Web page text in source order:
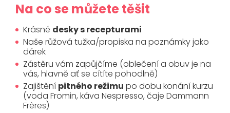
Na co se můžete těšit
Krásné desky s recepturami
Naše růžová tužka/propiska na poznámky jako
dárek
Zástěru vám zapůjčíme (oblečení a obuv je na
vás, hlavně ať se cítíte pohodlně)
Zajištění pitného režimu po dobu konání kurzu
(voda Fromin, káva Nespresso, čaje Dammann
Frères)